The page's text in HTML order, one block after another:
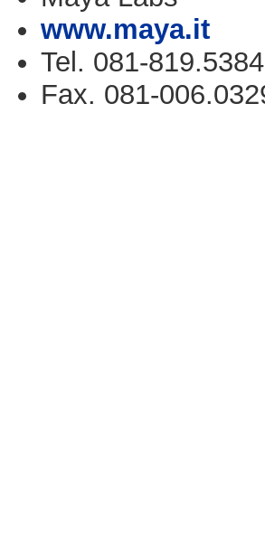
www.maya.it
Tel. 081-819.5384
Fax. 081-